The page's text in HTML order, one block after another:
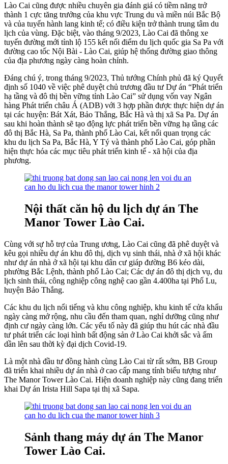
Lào Cai cũng được nhiều chuyên gia đánh giá có tiềm năng trở
thành 1 cực tăng trưởng của khu vực Trung du và miền núi Bắc Bộ
và của tuyến hành lang kinh tế; có điều kiện trở thành trung tâm du
lịch của vùng. Đặc biệt, vào tháng 9/2023, Lào Cai đã thông xe
tuyến đường mới tỉnh lộ 155 kết nối điểm du lịch quốc gia Sa Pa với
đường cao tốc Nội Bài - Lào Cai, giúp hệ thống đường giao thông
của địa phương ngày càng hoàn chỉnh.
Đáng chú ý, trong tháng 9/2023, Thủ tướng Chính phủ đã ký Quyết
định số 1040 về việc phê duyệt chủ trương đầu tư Dự án “Phát triển
hạ tầng và đô thị bền vững tỉnh Lào Cai” sử dụng vốn vay Ngân
hàng Phát triển châu Á (ADB) với 3 hợp phần được thực hiện dự án
tại các huyện: Bát Xát, Bảo Thắng, Bắc Hà và thị xã Sa Pa. Dự án
sau khi hoàn thành sẽ tạo động lực phát triển bền vững hạ tầng các
đô thị Bắc Hà, Sa Pa, thành phố Lào Cai, kết nối quan trọng các
khu du lịch Sa Pa, Bắc Hà, Y Tý và thành phố Lào Cai, góp phần
hiện thực hóa các mục tiêu phát triển kinh tế - xã hội của địa
phương.
Nội thất căn hộ du lịch dự án The
Manor Tower Lào Cai.
Cùng với sự hỗ trợ của Trung ương, Lào Cai cũng đã phê duyệt và
kêu gọi nhiều dự án khu đô thị, dịch vụ sinh thái, nhà ở xã hội khác
như dự án nhà ở xã hội tại khu dân cư giáp đường B6 kéo dài,
phường Bắc Lệnh, thành phố Lào Cai; Các dự án đô thị dịch vụ, du
lịch sinh thái, công nghiệp công nghệ cao gần 4.400ha tại Phố Lu,
huyện Bảo Thắng.
Các khu du lịch nổi tiếng và khu công nghiệp, khu kinh tế cửa khẩu
ngày càng mở rộng, nhu cầu đến tham quan, nghỉ dưỡng cũng như
định cư ngày càng lớn. Các yếu tố này đã giúp thu hút các nhà đầu
tư phát triển các loại hình bất động sản ở Lào Cai khởi sắc và ấm
dần lên sau thời kỳ đại dịch Covid-19.
Là một nhà đầu tư đồng hành cùng Lào Cai từ rất sớm, BB Group
đã triển khai nhiều dự án nhà ở cao cấp mang tính biểu tượng như
The Manor Tower Lào Cai. Hiện doanh nghiệp này cũng đang triển
khai Dự án Irista Hill Sapa tại thị xã Sapa.
Sảnh thang máy dự án The Manor
Tower Lào Cai.